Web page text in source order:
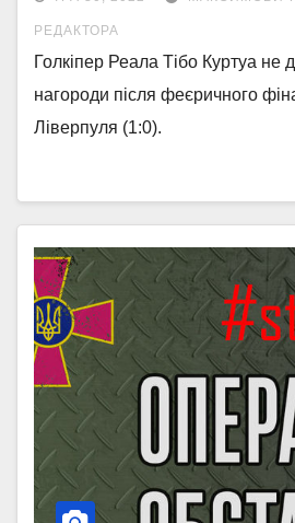
РЕДАКТОРА
Голкіпер Реала Тібо Куртуа не
нагороди після феєричного
Ліверпуля (1:0).